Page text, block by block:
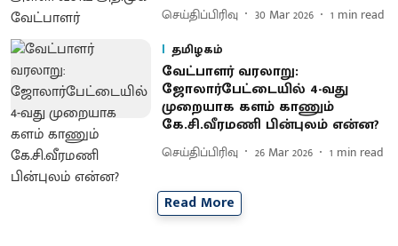
செய்திப்பிரிவு 30 Mar 2026 1 min read
தமிழகம்
வேட்பாளர் வரலாறு:
ஜோலார்பேட்டையில் 4-வது
முறையாக களம் காணும்
கே.சி.வீரமணி பின்புலம் என்ன?
செய்திப்பிரிவு 26 Mar 2026 1 min read
Read More